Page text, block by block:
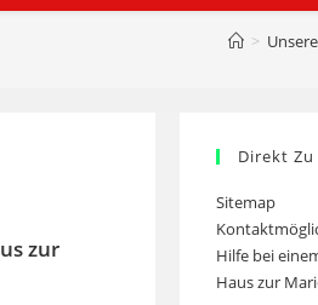
>
zur
Direkt
Sitemap
Hilfe bei
Haus zur